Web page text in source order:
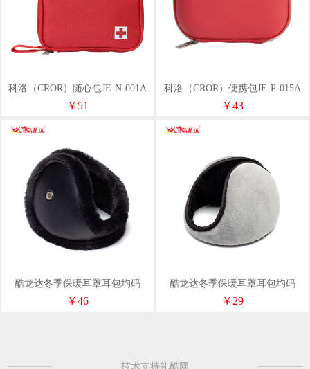
科洛（CROR）随心包JE-N-001A
￥51
科洛（CROR）便携包JE-P-015A
￥43
酷龙达冬季保暖耳罩耳包均码
CLD-EZ003
￥46
酷龙达冬季保暖耳罩耳包均码
CLD-EZ001
￥29
技术支持礼酷网